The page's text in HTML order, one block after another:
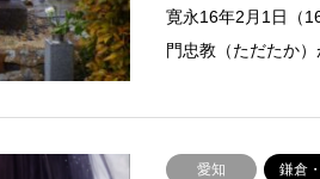
寛永16年2月1日（
門忠教（ただたか
愛知 鎌倉